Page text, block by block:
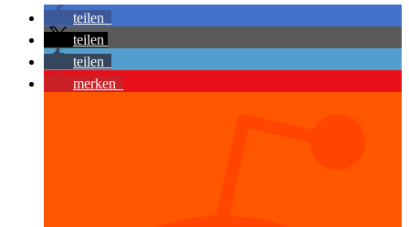
teilen
teilen
teilen
merken